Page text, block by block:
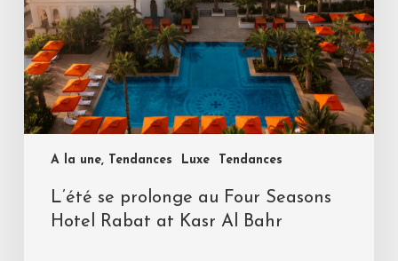
A la une, Tendances Luxe Tendances
L’été se prolonge au Four Seasons
Hotel Rabat at Kasr Al Bahr